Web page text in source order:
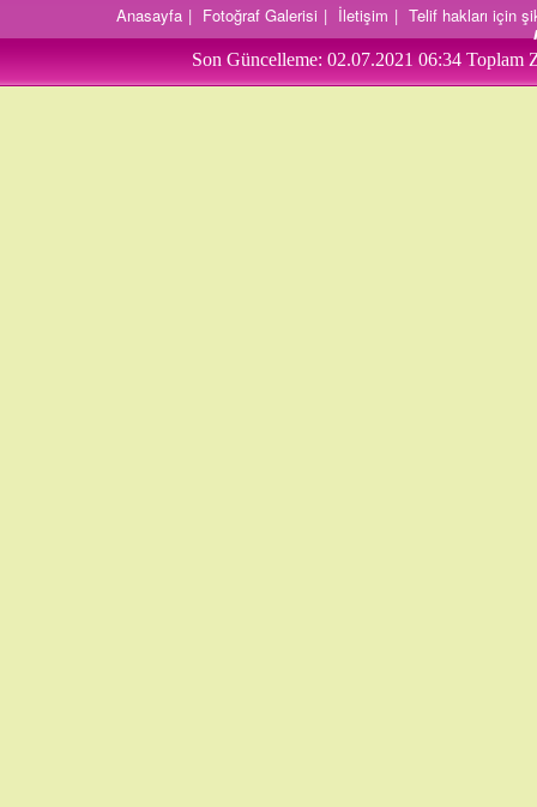
Anasayfa | Fotoğraf Galerisi | İletişim | Telif hakları için
Son Güncelleme: 02.07.2021 06:34 Toplam